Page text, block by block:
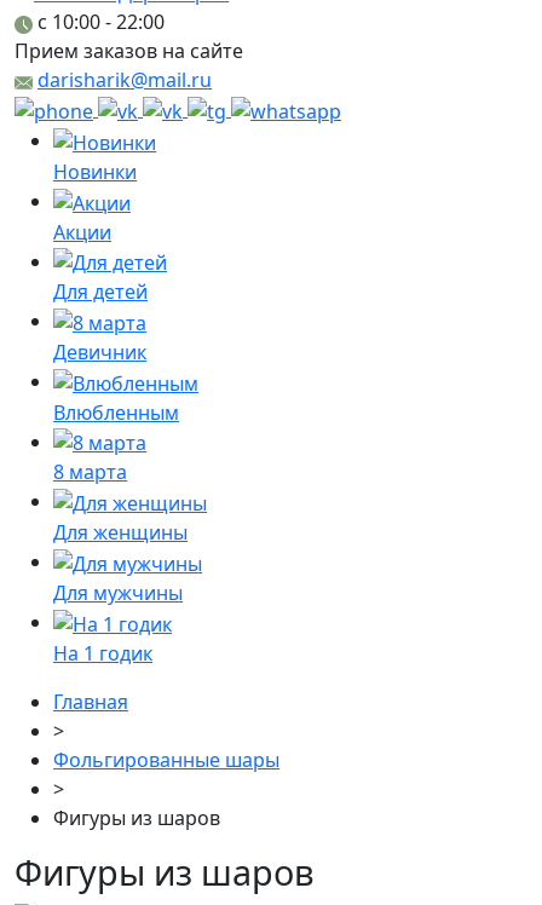
c 10:00 - 22:00
Прием заказов на сайте
darisharik@mail.ru
Новинки
Акции
Для детей
Девичник
Влюбленным
8 марта
Для женщины
Для мужчины
На 1 годик
Главная
>
Фольгированные шары
>
Фигуры из шаров
Фигуры из шаров